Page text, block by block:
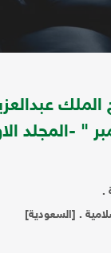
.
. [السعودية]